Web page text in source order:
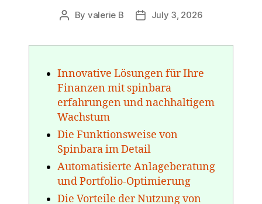
Post
By valerie B
PostJuly 3, 2026
Innovative Lösungen für Ihre
Finanzen mit spinbara
erfahrungen und nachhaltigem
Wachstum
Die Funktionsweise von
Spinbara im Detail
Automatisierte Anlageberatung
und Portfolio-Optimierung
Die Vorteile der Nutzung von